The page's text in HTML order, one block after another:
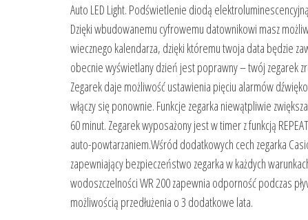
Auto LED Light. Podświetlenie diodą
Dzięki wbudowanemu cyfrowemu datownikowi masz
wiecznego kalendarza, dzięki któremu twoja data będzie
obecnie wyświetlany dzień jest poprawny – twój zegarek
Zegarek daje możliwość ustawienia pięciu alarmów
włączy się ponownie. Funkcje zegarka niewątpliwie
60 minut. Zegarek wyposażony jest w timer z funkcją
auto-powtarzaniem.Wśród dodatkowych cech zegarka
zapewniający bezpieczeństwo zegarka w każdych
wodoszczelności WR 200 zapewnia odporność podczas
możliwością przedłużenia o 3 dodatkowe lata.